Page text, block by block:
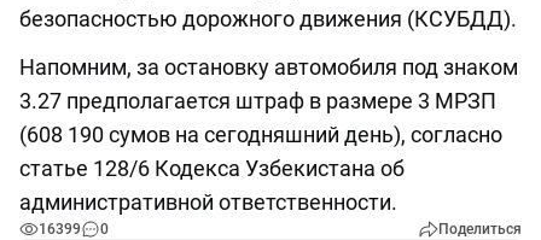
безопасностью дорожного движения (КСУБДД).
Напомним, за остановку автомобиля под знаком
3.27 предполагается штраф в размере 3 МРЗП
(608 190 сумов на сегодняшний день), согласно
статье 128/6 Кодекса Узбекистана об
административной ответственности.
16399 0 Поделиться